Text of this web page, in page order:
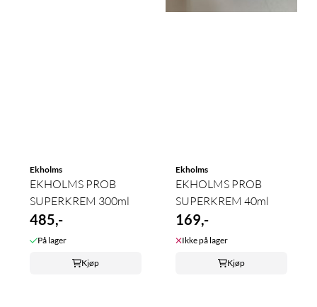
Ekholms
EKHOLMS PROB
SUPERKREM 300ml
485,-
På lager
Kjøp
Ekholms
EKHOLMS PROB
SUPERKREM 40ml
169,-
Ikke på lager
Kjøp